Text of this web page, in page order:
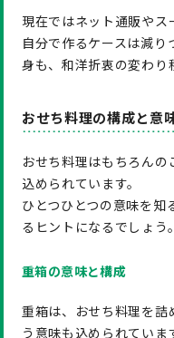
現在ではネット通販やス
自分で作るケースは減
身も、和洋折衷の変わり
おせち料理の構成と意
おせち料理はもちろん
込められています。
ひとつひとつの意味を知
るヒントになるでしょう。
重箱の意味と構成
重箱は、おせち料理を詰
う意味も込められていま